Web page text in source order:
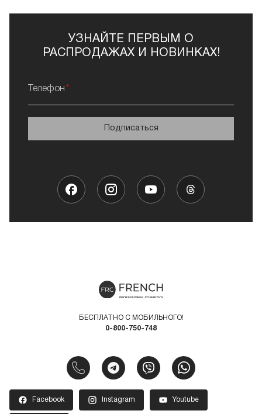
УЗНАЙТЕ ПЕРВЫМ О
РАСПРОДАЖАХ И НОВИНКАХ!
Телефон
Подписаться
БЕСПЛАТНО С МОБИЛЬНОГО!
0-800-750-748
Facebook Instagram Youtube